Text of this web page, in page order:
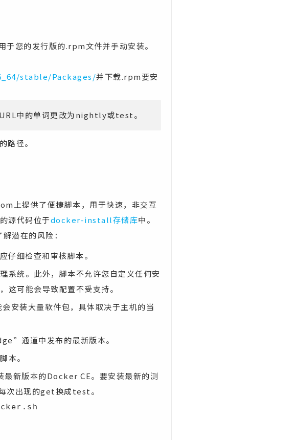
您的发行版的.rpm文件并手动安装。
stable/Packages/并下载.rpm要安
中的单词更改为nightly或test。
径。
供了便捷脚本，用于快速，非交互
源代码位于docker-install存储库中。
潜在的风险：
细检查和审核脚本。
系统。此外，脚本不允许您自定义任何安
可能会导致配置不受支持。
安装大量软件包，具体取决于主机的当
通道中发布的最新版本。
本。
新版本的Docker CE。要安装最新的测
次出现的get换成test。